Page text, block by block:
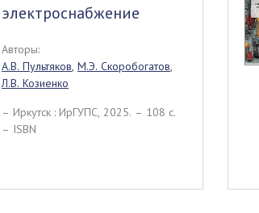
электроснабжение
Авторы:
А.В. Пультяков, М.Э. Скоробогатов,
Л.В. Козиенко
– Иркутск : ИрГУПС, 2025. – 108 c.
– ISBN